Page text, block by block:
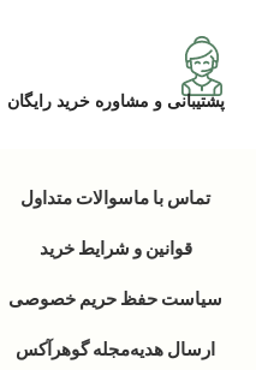
پشتیبانی و مشاوره خرید رایگان
تماس با ماسوالات متداول
قوانین و شرایط خرید
سیاست حفظ حریم خصوصی
ارسال هدیهمجله گوهرآکس